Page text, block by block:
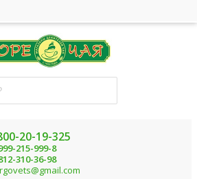
20-19-325
215-999-8
310-36-98